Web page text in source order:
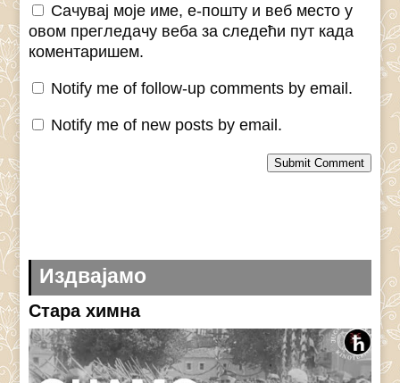
Сачувај моје име, е-пошту и веб место у
овом прегледачу веба за следећи пут када
коментаришем.
Notify me of follow-up comments by email.
Notify me of new posts by email.
Submit Comment
Издвајамо
Стара химна